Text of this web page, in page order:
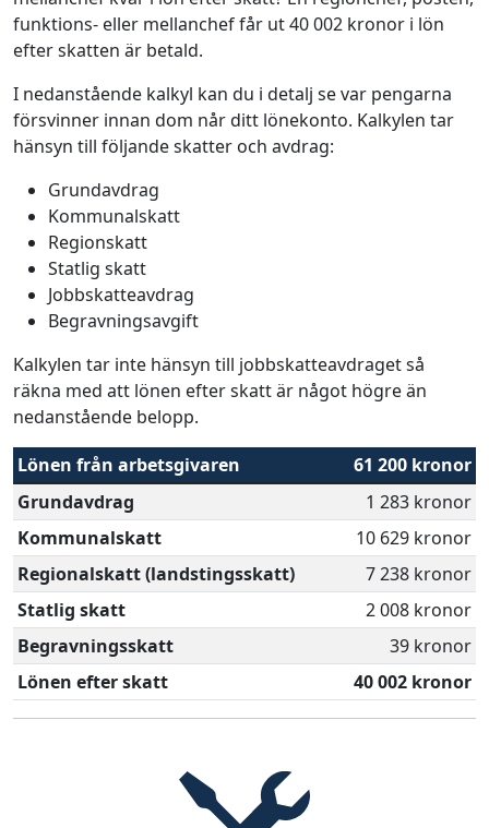
funktions- eller mellanchef får ut 40 002 kronor i lön
efter skatten är betald.
I nedanstående kalkyl kan du i detalj se var pengarna
försvinner innan dom når ditt lönekonto. Kalkylen tar
hänsyn till följande skatter och avdrag:
Grundavdrag
Kommunalskatt
Regionskatt
Statlig skatt
Jobbskatteavdrag
Begravningsavgift
Kalkylen tar inte hänsyn till jobbskatteavdraget så
räkna med att lönen efter skatt är något högre än
nedanstående belopp.
Lönen från arbetsgivaren
61 200 kronor
Grundavdrag
1 283 kronor
Kommunalskatt
10 629 kronor
Regionalskatt (landstingsskatt)
7 238 kronor
Statlig skatt
2 008 kronor
Begravningsskatt
39 kronor
Lönen efter skatt
40 002 kronor